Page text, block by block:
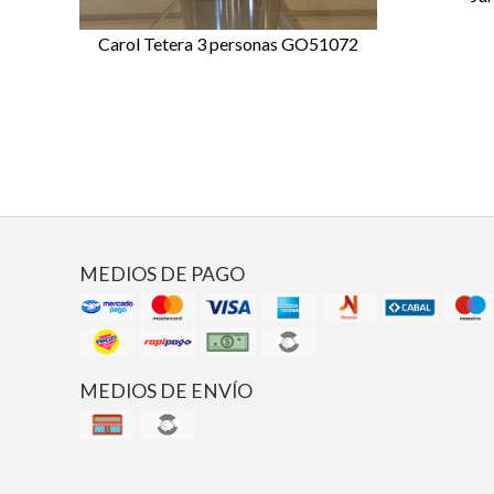
Carol Tetera 3 personas GO51072
MEDIOS DE PAGO
MEDIOS DE ENVÍO